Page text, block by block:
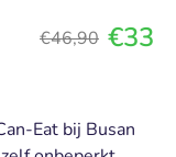
€46,90 €33
Eat bij Busan